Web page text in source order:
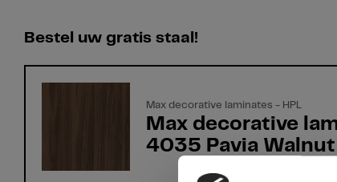
Bestel uw gratis staal!
Max decorative laminates - HPL
Max decorative
4035 Pavia Walnut